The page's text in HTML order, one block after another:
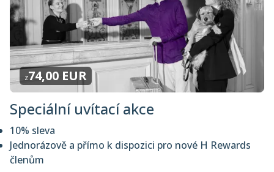
z74,00 EUR
Speciální uvítací akce
10% sleva
Jednorázově a přímo k dispozici pro nové H Rewards
členům